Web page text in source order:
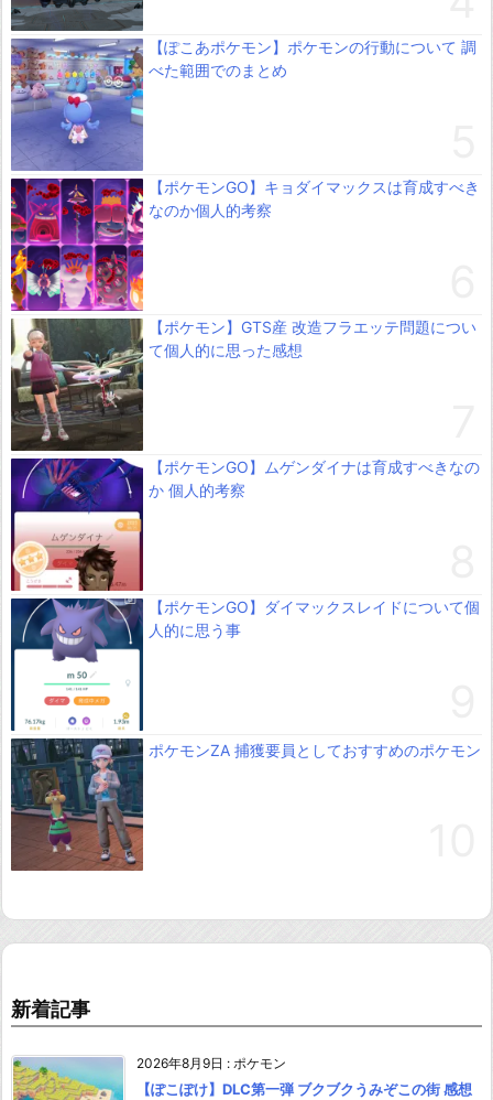
【ぽこあポケモン】ポケモンの行動について 調
べた範囲でのまとめ
【ポケモンGO】キョダイマックスは育成すべき
なのか個人的考察
【ポケモン】GTS産 改造フラエッテ問題につい
て個人的に思った感想
【ポケモンGO】ムゲンダイナは育成すべきなの
か 個人的考察
【ポケモンGO】ダイマックスレイドについて個
人的に思う事
ポケモンZA 捕獲要員としておすすめのポケモン
新着記事
2026年8月9日 : ポケモン
【ぽこぽけ】DLC第一弾 ブクブクうみぞこの街 感想